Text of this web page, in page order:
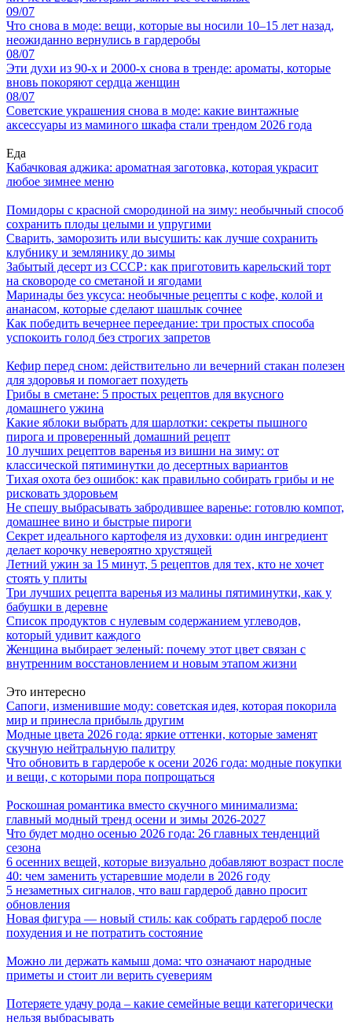
09/07
Что снова в моде: вещи, которые вы носили 10–15 лет назад,
неожиданно вернулись в гардеробы
08/07
Эти духи из 90-х и 2000-х снова в тренде: ароматы, которые
вновь покоряют сердца женщин
08/07
Советские украшения снова в моде: какие винтажные
аксессуары из маминого шкафа стали трендом 2026 года
Еда
Кабачковая аджика: ароматная заготовка, которая украсит
любое зимнее меню
Помидоры с красной смородиной на зиму: необычный способ
сохранить плоды целыми и упругими
Сварить, заморозить или высушить: как лучше сохранить
клубнику и землянику до зимы
Забытый десерт из СССР: как приготовить карельский торт
на сковороде со сметаной и ягодами
Маринады без уксуса: необычные рецепты с кофе, колой и
ананасом, которые сделают шашлык сочнее
Как победить вечернее переедание: три простых способа
успокоить голод без строгих запретов
Кефир перед сном: действительно ли вечерний стакан полезен
для здоровья и помогает похудеть
Грибы в сметане: 5 простых рецептов для вкусного
домашнего ужина
Какие яблоки выбрать для шарлотки: секреты пышного
пирога и проверенный домашний рецепт
10 лучших рецептов варенья из вишни на зиму: от
классической пятиминутки до десертных вариантов
Тихая охота без ошибок: как правильно собирать грибы и не
рисковать здоровьем
Не спешу выбрасывать забродившее варенье: готовлю компот,
домашнее вино и быстрые пироги
Секрет идеального картофеля из духовки: один ингредиент
делает корочку невероятно хрустящей
Летний ужин за 15 минут, 5 рецептов для тех, кто не хочет
стоять у плиты
Три лучших рецепта варенья из малины пятиминутки, как у
бабушки в деревне
Список продуктов с нулевым содержанием углеводов,
который удивит каждого
Женщина выбирает зеленый: почему этот цвет связан с
внутренним восстановлением и новым этапом жизни
Это интересно
Сапоги, изменившие моду: советская идея, которая покорила
мир и принесла прибыль другим
Модные цвета 2026 года: яркие оттенки, которые заменят
скучную нейтральную палитру
Что обновить в гардеробе к осени 2026 года: модные покупки
и вещи, с которыми пора попрощаться
Роскошная романтика вместо скучного минимализма:
главный модный тренд осени и зимы 2026-2027
Что будет модно осенью 2026 года: 26 главных тенденций
сезона
6 осенних вещей, которые визуально добавляют возраст после
40: чем заменить устаревшие модели в 2026 году
5 незаметных сигналов, что ваш гардероб давно просит
обновления
Новая фигура — новый стиль: как собрать гардероб после
похудения и не потратить состояние
Можно ли держать камыш дома: что означают народные
приметы и стоит ли верить суевериям
Потеряете удачу рода – какие семейные вещи категорически
нельзя выбрасывать